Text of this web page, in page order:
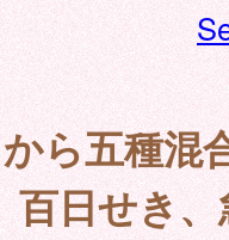
ら五種混
百日せき